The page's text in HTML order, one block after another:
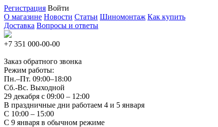
Регистрация Войти
О магазине Новости Статьи Шиномонтаж Как купить
Доставка Вопросы и ответы
+7 351 000-00-00
Заказ обратного звонка
Режим работы:
Пн.–Пт. 09:00–18:00
Сб.-Вс. Выходной
29 декабря с 09:00 – 12:00
В праздничные дни работаем 4 и 5 января
С 10:00 – 15:00
С 9 января в обычном режиме